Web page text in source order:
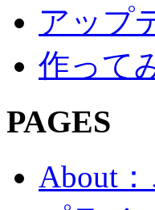
アップ
作って
PAGES
About